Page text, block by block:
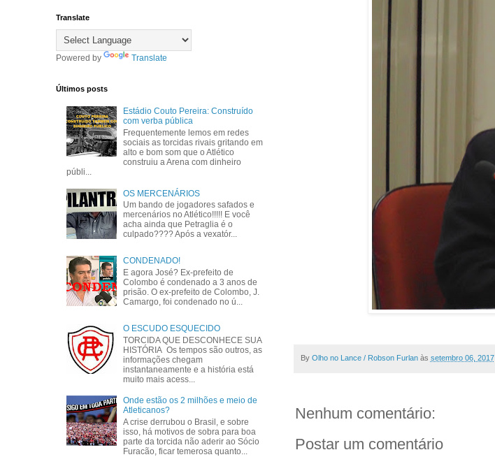
By Olho no Lance / Robson Furlan às setembro 06, 2017
Nenhum comentário:
Postar um comentário
Translate
Powered by Translate
Últimos posts
Estádio Couto Pereira: Construído
com verba pública
Frequentemente lemos em redes
sociais as torcidas rivais gritando em
alto e bom som que o Atlético
construiu a Arena com dinheiro
públi...
OS MERCENÁRIOS
Um bando de jogadores safados e
mercenários no Atlético!!!!! E você
acha ainda que Petraglia é o
culpado???? Após a vexatór...
CONDENADO!
E agora José? Ex-prefeito de
Colombo é condenado a 3 anos de
prisão. O ex-prefeito de Colombo, J.
Camargo, foi condenado no ú...
O ESCUDO ESQUECIDO
TORCIDA QUE DESCONHECE SUA
HISTÓRIA Os tempos são outros, as
informações chegam
instantaneamente e a história está
muito mais acess...
Onde estão os 2 milhões e meio de
Atleticanos?
A crise derrubou o Brasil, e sobre
isso, há motivos de sobra para boa
parte da torcida não aderir ao Sócio
Furacão, ficar temerosa quanto...